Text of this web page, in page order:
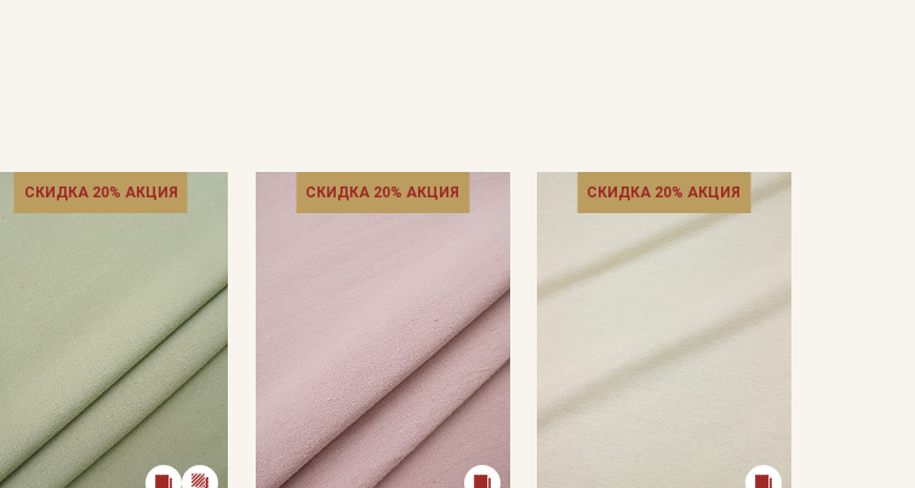
СКИДКА 20% АКЦИЯ СКИДКА 20% АКЦИЯ СКИДКА 20% АКЦИЯ
рассылка от
Купава
здесь дополнительные
и скидки до 30% на узкие
категории тканей